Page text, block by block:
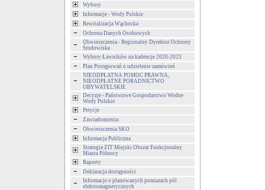
Wybory
Informacje - Wody Polskie
Rewitalizacja Wąchocka
Ochrona Danych Osobowych
Obwieszczenia - Regionalny Dyrektor Ochrony
Środowiska
Wybory Ławników na kadencje 2020-2023
Plan Postępowań o udzielenie zamówień
NIEODPŁATNA POMOC PRAWNA,
NIEODPŁATNE PORADNICTWO
OBYWATELSKIE
Decyzje - Państwowe Gospodarstwo Wodne
Wody Polskie
Petycje
Zawiadomienia
Obwieszczenia SKO
Informacja Publiczna
Strategia ZIT Miejski Obszar Funkcjonalny
Miasta Północy
Raporty
Deklaracja dostępności
Informacje o planowanych pomiarach pól
elektromagnetycznych